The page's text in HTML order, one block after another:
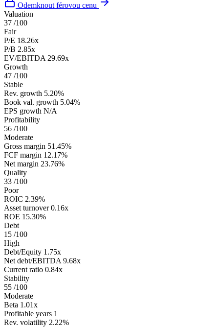
Odemknout férovou cenu
Valuation
37 /100
Fair
P/E 18.26x
P/B 2.85x
EV/EBITDA 29.69x
Growth
47 /100
Stable
Rev. growth 5.20%
Book val. growth 5.04%
EPS growth N/A
Profitability
56 /100
Moderate
Gross margin 51.45%
FCF margin 12.17%
Net margin 23.76%
Quality
33 /100
Poor
ROIC 2.39%
Asset turnover 0.16x
ROE 15.30%
Debt
15 /100
High
Debt/Equity 1.75x
Net debt/EBITDA 9.68x
Current ratio 0.84x
Stability
55 /100
Moderate
Beta 1.01x
Profitable years 1
Rev. volatility 2.22%